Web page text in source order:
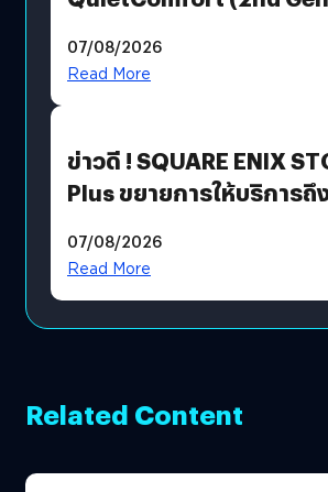
07/08/2026
Read More
ข่าวดี ! SQUARE ENIX
Plus ขยายการให้บริการถึ
โดยตรง
07/08/2026
Read More
Related Content